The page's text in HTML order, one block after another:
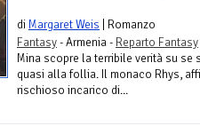
di Margaret Weis | Romanzo
Fantasy- Armenia - Reparto Fantasy
Mina scopre la terribile verità su se
quasi alla follia. Il monaco Rhys,
rischioso incarico di...